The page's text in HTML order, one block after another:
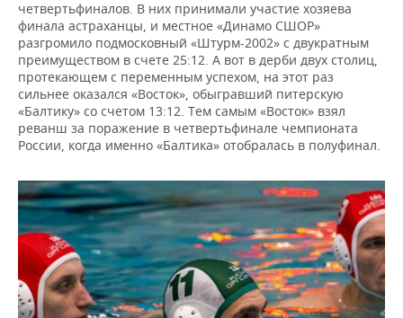
четвертьфиналов. В них принимали участие хозяева
финала астраханцы, и местное «Динамо СШОР»
разгромило подмосковный «Штурм-2002» с двукратным
преимуществом в счете 25:12. А вот в дерби двух столиц,
протекающем с переменным успехом, на этот раз
сильнее оказался «Восток», обыгравший питерскую
«Балтику» со счетом 13:12. Тем самым «Восток» взял
реванш за поражение в четвертьфинале чемпионата
России, когда именно «Балтика» отобралась в полуфинал.